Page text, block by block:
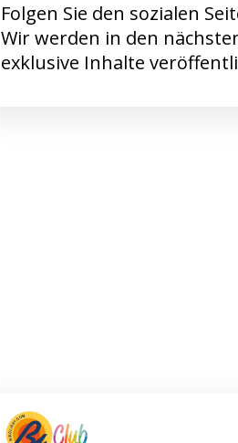
Folgen Sie den sozialen
Wir werden in den
exklusive Inhalte